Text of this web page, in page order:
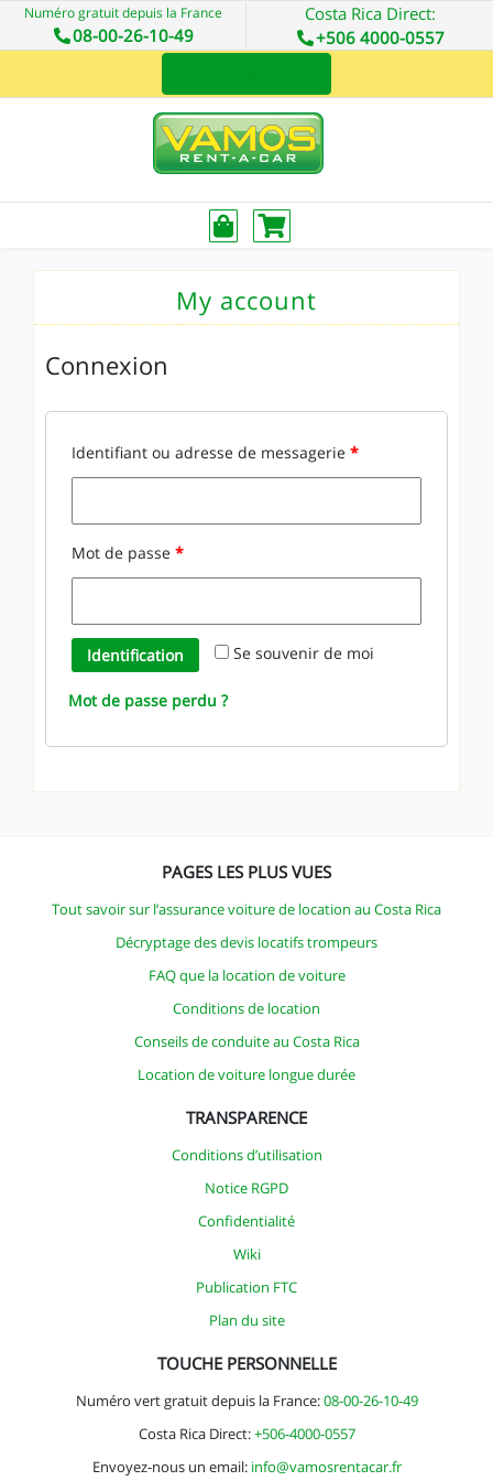
Numéro gratuit depuis la France
08-00-26-10-49
Costa Rica Direct:
+506 4000-0557
My account
Connexion
Identifiant ou adresse de messagerie *
Mot de passe *
Se souvenir de moi
Identification
Mot de passe perdu ?
PAGES LES PLUS VUES
Tout savoir sur l’assurance voiture de location au Costa Rica
Décryptage des devis locatifs trompeurs
FAQ que la location de voiture
Conditions de location
Conseils de conduite au Costa Rica
Location de voiture longue durée
TRANSPARENCE
Conditions d’utilisation
Notice RGPD
Confidentialité
Wiki
Publication FTC
Plan du site
TOUCHE PERSONNELLE
Numéro vert gratuit depuis la France:08-00-26-10-49
Costa Rica Direct:+506-4000-0557
Envoyez-nous un email: info@vamosrentacar.fr